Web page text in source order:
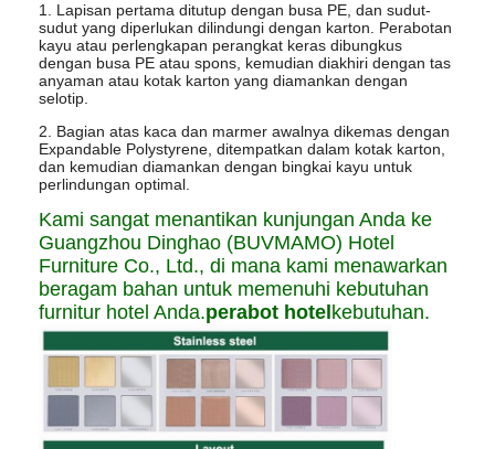
1. Lapisan pertama ditutup dengan busa PE, dan sudut-
sudut yang diperlukan dilindungi dengan karton. Perabotan
kayu atau perlengkapan perangkat keras dibungkus
dengan busa PE atau spons, kemudian diakhiri dengan tas
anyaman atau kotak karton yang diamankan dengan
selotip.
2. Bagian atas kaca dan marmer awalnya dikemas dengan
Expandable Polystyrene, ditempatkan dalam kotak karton,
dan kemudian diamankan dengan bingkai kayu untuk
perlindungan optimal.
Kami sangat menantikan kunjungan Anda ke
Guangzhou Dinghao (BUVMAMO) Hotel
Furniture Co., Ltd., di mana kami menawarkan
beragam bahan untuk memenuhi kebutuhan
furnitur hotel Anda.perabot hotel kebutuhan.